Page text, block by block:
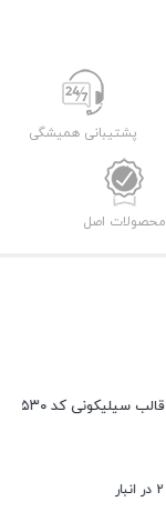
پشتیبانی همیشگی
محصولات اصل